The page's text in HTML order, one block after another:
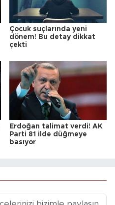
Çocuk suçlarında yeni
dönem! Bu detay dikkat
çekti
Erdoğan talimat verdi! AK
Parti 81 ilde düğmeye
basıyor